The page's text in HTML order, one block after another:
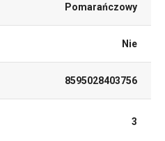
Pomarańczowy
Nie
8595028403756
3